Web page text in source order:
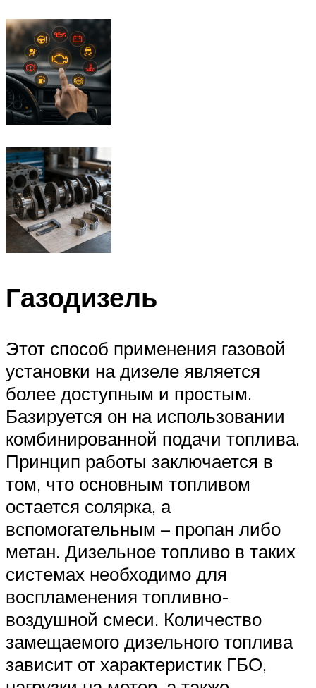
Газодизель
Этот способ применения газовой
установки на дизеле является
более доступным и простым.
Базируется он на использовании
комбинированной подачи топлива.
Принцип работы заключается в
том, что основным топливом
остается солярка, а
вспомогательным – пропан либо
метан. Дизельное топливо в таких
системах необходимо для
воспламенения топливно-
воздушной смеси. Количество
замещаемого дизельного топлива
зависит от характеристик ГБО,